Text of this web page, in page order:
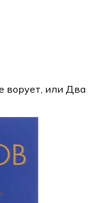
ворует, или Два